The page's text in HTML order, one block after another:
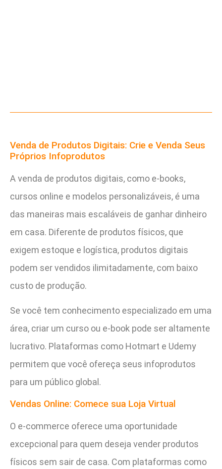
Venda de Produtos Digitais: Crie e Venda Seus
Próprios Infoprodutos
A venda de produtos digitais, como e-books,
cursos online e modelos personalizáveis, é uma
das maneiras mais escaláveis de ganhar dinheiro
em casa. Diferente de produtos físicos, que
exigem estoque e logística, produtos digitais
podem ser vendidos ilimitadamente, com baixo
custo de produção.
Se você tem conhecimento especializado em uma
área, criar um curso ou e-book pode ser altamente
lucrativo. Plataformas como Hotmart e Udemy
permitem que você ofereça seus infoprodutos
para um público global.
Vendas Online: Comece sua Loja Virtual
O e-commerce oferece uma oportunidade
excepcional para quem deseja vender produtos
físicos sem sair de casa. Com plataformas como